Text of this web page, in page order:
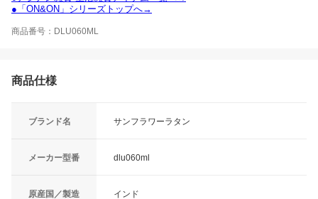
●「ON&ON」シリーズトップへ→
商品番号：DLU060ML
商品仕様
ブランド名 サンフラワーラタン
メーカー型番 dlu060ml
原産国／製造
インド